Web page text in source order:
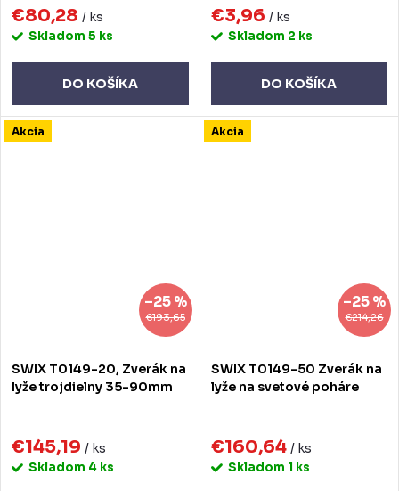
€80,28 / ks
Skladom 5 ks
DO KOŠÍKA
€3,96 / ks
Skladom 2 ks
DO KOŠÍKA
Akcia
€193,65
–25 %
SWIX T0149-20, Zverák na
lyže trojdielny 35-90mm
€145,19 / ks
Skladom 4 ks
Akcia
€214,26
–25 %
SWIX T0149-50 Zverák na
lyže na svetové poháre
€160,64 / ks
Skladom 1 ks